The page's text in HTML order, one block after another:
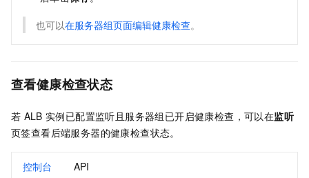
也可以在服务器组页面编辑健康检查。
查看健康检查状态
若 ALB 实例已配置监听且服务器组已开启健康检查，可以在监听
页签查看后端服务器的健康检查状态。
控制台 API